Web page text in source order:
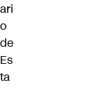
ari
o
de
Es
ta